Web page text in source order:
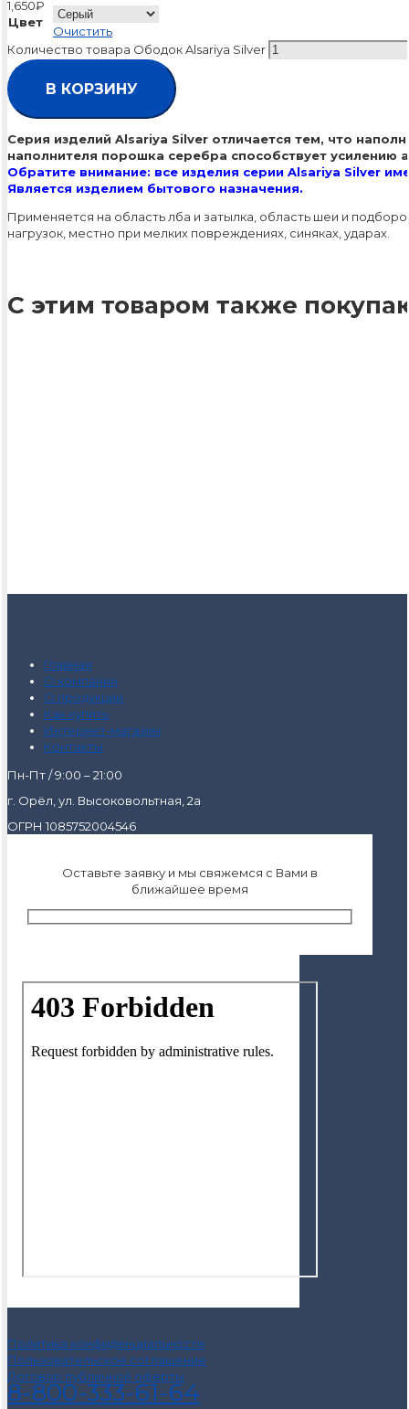
1,650₽
Цвет
Очистить
Количество товара Ободок Alsariya Silver
В КОРЗИНУ
Cерия изделий Alsariya Silver отличается тем, что
наполнителя порошка серебра способствует усилению
Обратите внимание: все изделия серии Alsariya Silver
Является изделием бытового назначения.
Применяется на область лба и затылка, область шеи и
нагрузок, местно при мелких повреждениях, синяках, ударах.
С этим товаром также
Главная
О компании
О продукции
Как купить
Интернет-магазин
Контакты
Пн-Пт / 9:00 – 21:00
г. Орёл, ул. Высоковольтная, 2а
ОГРН 1085752004546
Оставьте заявку и мы свяжемся с Вами в
ближайшее время
Политика конфиденциальности
Пользовательское соглашение
Договор публичной оферты
8-800-333-61-64